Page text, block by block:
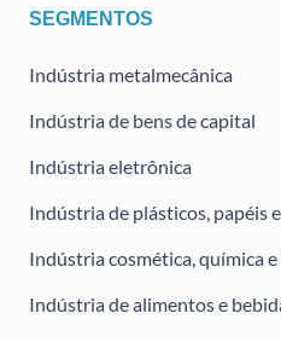
SEGMENTOS
Indústria metalmecânica
Indústria de bens de capital
Indústria eletrônica
Indústria de plásticos, papéis
Indústria cosmética, química
Indústria de alimentos e